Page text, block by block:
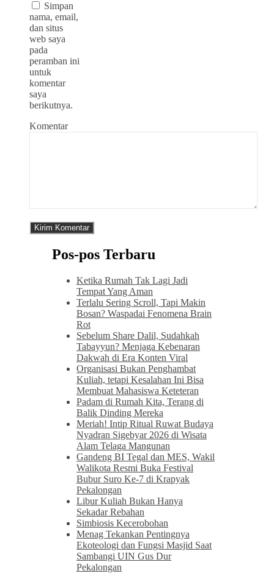
Simpan
nama, email,
dan situs
web saya
pada
peramban ini
untuk
komentar
saya
berikutnya.
Komentar
Pos-pos Terbaru
Ketika Rumah Tak Lagi Jadi
Tempat Yang Aman
Terlalu Sering Scroll, Tapi Makin
Bosan? Waspadai Fenomena Brain
Rot
Sebelum Share Dalil, Sudahkah
Tabayyun? Menjaga Kebenaran
Dakwah di Era Konten Viral
Organisasi Bukan Penghambat
Kuliah, tetapi Kesalahan Ini Bisa
Membuat Mahasiswa Keteteran
Padam di Rumah Kita, Terang di
Balik Dinding Mereka
Meriah! Intip Ritual Ruwat Budaya
Nyadran Sigebyar 2026 di Wisata
Alam Telaga Mangunan
Gandeng BI Tegal dan MES, Wakil
Walikota Resmi Buka Festival
Bubur Suro Ke-7 di Krapyak
Pekalongan
Libur Kuliah Bukan Hanya
Sekadar Rebahan
Simbiosis Kecerobohan
Menag Tekankan Pentingnya
Ekoteologi dan Fungsi Masjid Saat
Sambangi UIN Gus Dur
Pekalongan